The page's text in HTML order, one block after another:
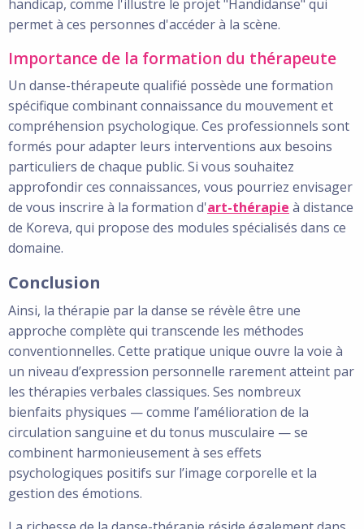
handicap, comme l'illustre le projet "Handidanse" qui
permet à ces personnes d'accéder à la scène.
Importance de la formation du thérapeute
Un danse-thérapeute qualifié possède une formation
spécifique combinant connaissance du mouvement et
compréhension psychologique. Ces professionnels sont
formés pour adapter leurs interventions aux besoins
particuliers de chaque public. Si vous souhaitez
approfondir ces connaissances, vous pourriez envisager
de vous inscrire à la formation d'art-thérapie à distance
de Koreva, qui propose des modules spécialisés dans ce
domaine.
Conclusion
Ainsi, la thérapie par la danse se révèle être une
approche complète qui transcende les méthodes
conventionnelles. Cette pratique unique ouvre la voie à
un niveau d’expression personnelle rarement atteint par
les thérapies verbales classiques. Ses nombreux
bienfaits physiques — comme l’amélioration de la
circulation sanguine et du tonus musculaire — se
combinent harmonieusement à ses effets
psychologiques positifs sur l’image corporelle et la
gestion des émotions.